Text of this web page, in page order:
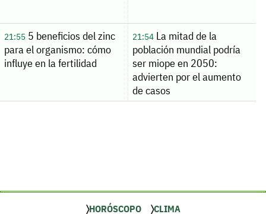
21:555 beneficios del zinc
para el organismo: cómo
influye en la fertilidad
21:54La mitad de la
población mundial podría
ser miope en 2050:
advierten por el aumento
de casos
HORÓSCOPO CLIMA